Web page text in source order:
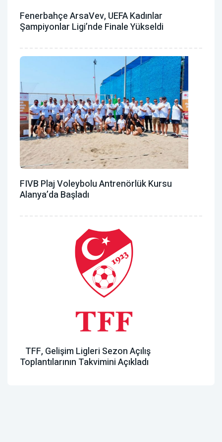
Fenerbahçe ArsaVev, UEFA Kadınlar
Şampiyonlar Ligi’nde Finale Yükseldi
FIVB Plaj Voleybolu Antrenörlük Kursu
Alanya’da Başladı
TFF, Gelişim Ligleri Sezon Açılış
Toplantılarının Takvimini Açıkladı